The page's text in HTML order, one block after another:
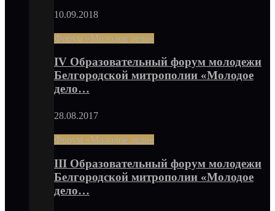
10.09.2018
Форум «Молодое дело»
IV Образовательный форум молодежи
Белгородской митрополии «Молодое
дело…
28.08.2017
Форум «Молодое дело»
III Образовательный форум молодежи
Белгородской митрополии «Молодое
дело…